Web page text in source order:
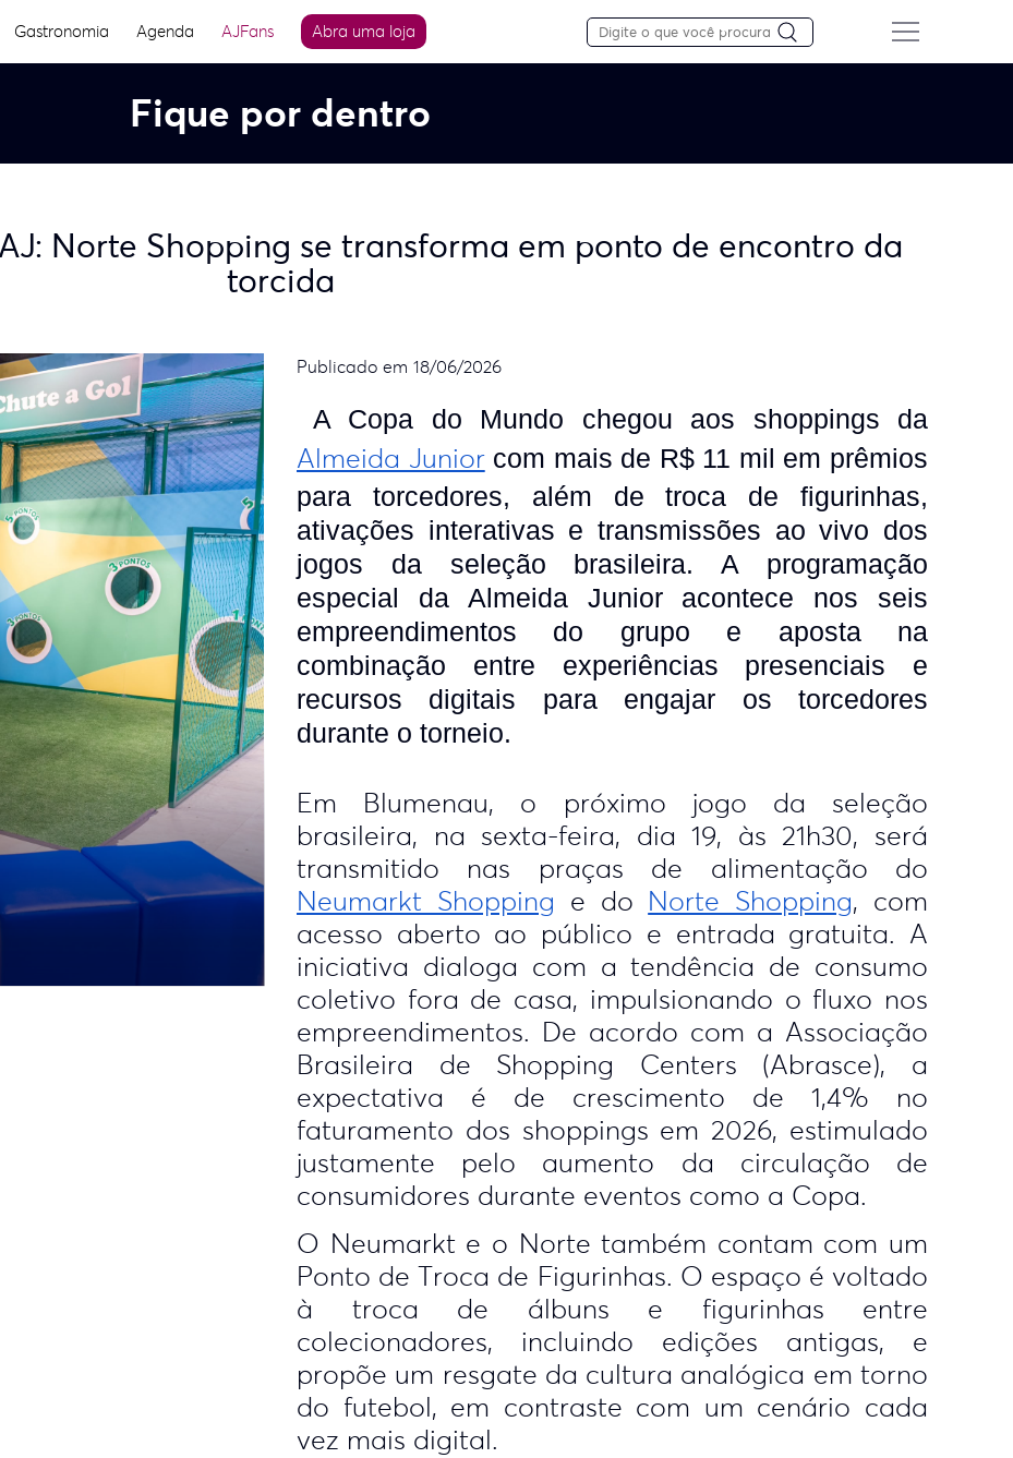
Gastronomia Agenda AJFans Abra uma loja
Fique por dentro
Norte Shopping se transforma em ponto de encontro da
torcida
Publicado em 18/06/2026
A Copa do Mundo chegou aos shoppings da
Almeida Juniorcom mais de R$ 11 mil em prêmios
para torcedores, além de troca de figurinhas,
ativações interativas e transmissões ao vivo dos
jogos da seleção brasileira. A programação
especial da Almeida Junior acontece nos seis
empreendimentos do grupo e aposta na
combinação entre experiências presenciais e
recursos digitais para engajar os torcedores
durante o torneio.
Em Blumenau, o próximo jogo da seleção
brasileira, na sexta-feira, dia 19, às 21h30, será
transmitido nas praças de alimentação do
Neumarkt Shopping e do Norte Shopping, com
acesso aberto ao público e entrada gratuita. A
iniciativa dialoga com a tendência de consumo
coletivo fora de casa, impulsionando o fluxo nos
empreendimentos. De acordo com a Associação
Brasileira de Shopping Centers (Abrasce), a
expectativa é de crescimento de 1,4% no
faturamento dos shoppings em 2026, estimulado
justamente pelo aumento da circulação de
consumidores durante eventos como a Copa.
O Neumarkt e o Norte também contam com um
Ponto de Troca de Figurinhas. O espaço é voltado
à troca de álbuns e figurinhas entre
colecionadores, incluindo edições antigas, e
propõe um resgate da cultura analógica em torno
do futebol, em contraste com um cenário cada
vez mais digital.